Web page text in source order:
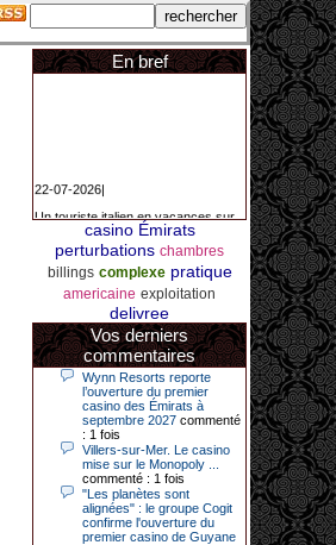
En bref
la Côte d’Azur a remporté un
jackpot exceptionnel de 84.631
euros dans la nuit de samedi à
dimanche au Casino Barrière Le
Croisette à Cannes. Il s’agit d’un
nouveau record de gains de l’année
2026 pour cet établissement.
14-04-2026|
Dimanche 12 avril 2026, cette date
restera gravée dans la mémoire de
ce joueur du casino de Saint-Quay-
Portrieux (Côtes-d’Armor).
Ce quinquagénaire, habitant Plouha
mais souhaitant garder l’anonymat,
a eu l’énorme surprise de décrocher
un jackpot record de 82 426 €.
casino Émirats
perturbations chambres
billings complexe pratique
americaine exploitation
delivree
Vos derniers
commentaires
Wynn Resorts reporte
l’ouverture du premier
casino des Émirats à
septembre 2027 commenté
: 1 fois
Villers-sur-Mer. Le casino
mise sur le Monopoly ...
commenté : 1 fois
"Les planètes sont
alignées" : le groupe Cogit
confirme l'ouverture du
premier casino de Guyane